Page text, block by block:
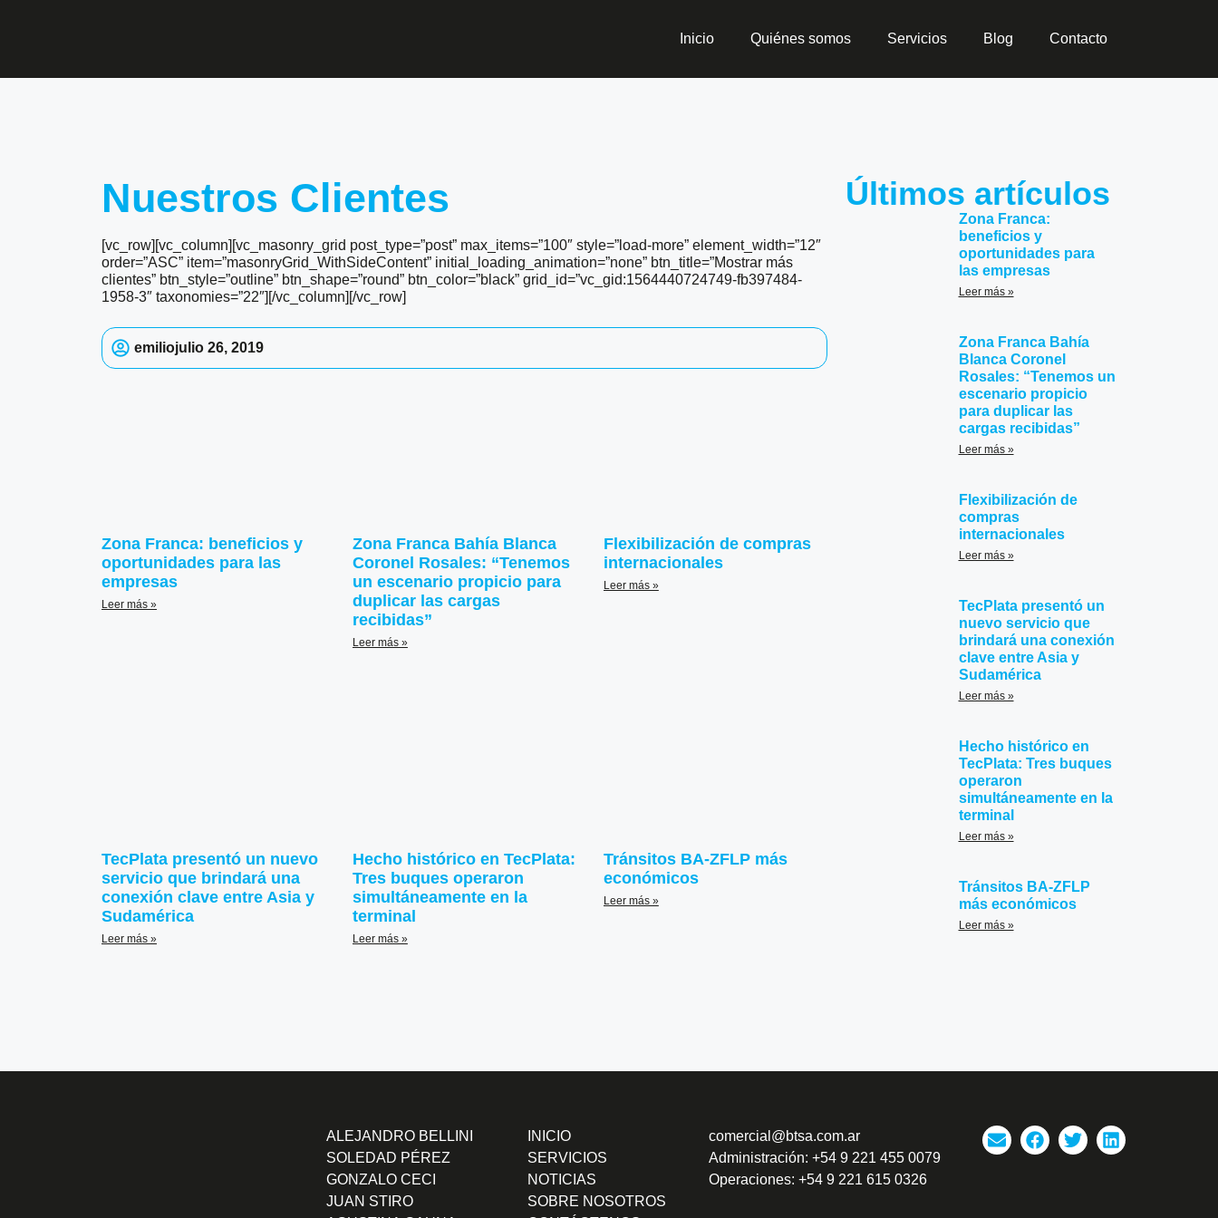
Inicio Quiénes somos Servicios Blog Contacto
Nuestros Clientes
[vc_row][vc_column][vc_masonry_grid post_type=”post” max_items=”100″ style=”load-more” element_width=”12″
order=”ASC” item=”masonryGrid_WithSideContent” initial_loading_animation=”none” btn_title=”Mostrar más
clientes” btn_style=”outline” btn_shape=”round” btn_color=”black” grid_id=”vc_gid:1564440724749-fb397484-
1958-3″ taxonomies=”22″][/vc_column][/vc_row]
emiliojulio 26, 2019
Zona Franca: beneficios y
oportunidades para las
empresas
Leer más »
Zona Franca Bahía Blanca
Coronel Rosales: “Tenemos
un escenario propicio para
duplicar las cargas
recibidas”
Leer más »
Flexibilización de compras
internacionales
Leer más »
TecPlata presentó un nuevo
servicio que brindará una
conexión clave entre Asia y
Sudamérica
Leer más »
Hecho histórico en TecPlata:
Tres buques operaron
simultáneamente en la
terminal
Leer más »
Tránsitos BA-ZFLP más
económicos
Leer más »
Últimos artículos
Zona Franca:
beneficios y
oportunidades para
las empresas
Leer más »
Zona Franca Bahía
Blanca Coronel
Rosales: “Tenemos un
escenario propicio
para duplicar las
cargas recibidas”
Leer más »
Flexibilización de
compras
internacionales
Leer más »
TecPlata presentó un
nuevo servicio que
brindará una conexión
clave entre Asia y
Sudamérica
Leer más »
Hecho histórico en
TecPlata: Tres buques
operaron
simultáneamente en la
terminal
Leer más »
Tránsitos BA-ZFLP
más económicos
Leer más »
ALEJANDRO BELLINI
SOLEDAD PÉREZ
GONZALO CECI
JUAN STIRO
INICIO
SERVICIOS
NOTICIAS
SOBRE NOSOTROS
comercial@btsa.com.ar
Administración: +54 9 221 455 0079
Operaciones: +54 9 221 615 0326